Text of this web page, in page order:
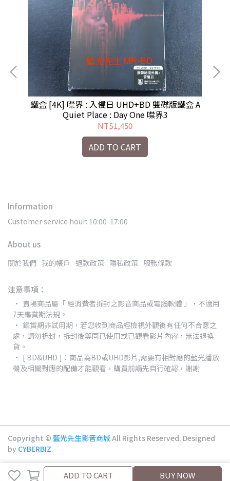
ADD TO CART BUY NOW
鐵盒 [4K] 噤界 : 入侵日 UHD+BD 雙碟版鐵盒 A
Quiet Place : Day One 噤界3
NT$1,450
ADD TO CART
Information
Customer service hour: 10:00-17:00
About us
關於我們 我的帳戶 退款政策 隱私政策 服務條款
注意事項：
賣場商品屬「 經消費者拆封之影音商品或電腦軟體 」，不適用
7天鑑賞期法規。
鑑賞期非試用期，若您收到商品經檢視外觀後有任何不合意之
處，請勿拆封，拆封後等同已使用或已觀看影片內容，無法退換
貨。
[ BD&UHD ]：商品為BD或UHD影片,需要有相對應的藍光播放
機及相關對應的配備才能觀看，購買前請先自行確認，謝謝
Copyright © 藍光先生影音商城All Rights Reserved. Designed
by CYBERBIZ.